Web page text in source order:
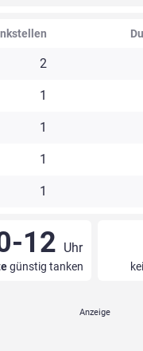
2
1
1
1
1
12 Uhr
günstig tanken